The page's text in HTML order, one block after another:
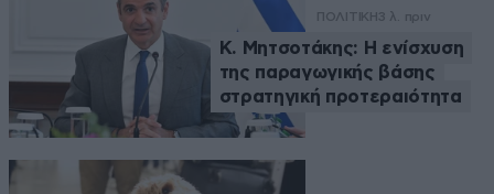
ΠΟΛΙΤΙΚΗ3 λ. πριν
Κ. Μητσοτάκης: Η ενίσχυση
της παραγωγικής βάσης
στρατηγική προτεραιότητα